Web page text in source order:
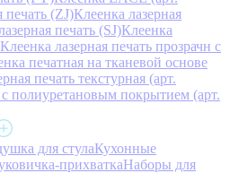
печать (ZJ)Клеенка лазерная
печать (SJ)Клеенка
Клеенка лазерная печать прозрачн с
печатная на тканевой основе
печать текстурная (арт.
полиуретановым покрытием (арт.
для стулаКухонные
прихваткаНаборы для